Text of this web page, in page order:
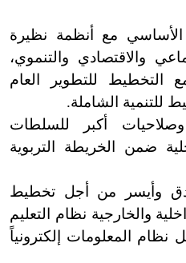
الأساسي مع أنظمة نظيرة
والاقتصادي والتنموي،
التخطيط للتطوير العام
للتنمية الشاملة.
أكبر للسلطات
ضمن الخريطة التربوية
أدق وأيسر من أجل تخطيط
والخارجية نظام التعليم
المعلومات إلكترونياً